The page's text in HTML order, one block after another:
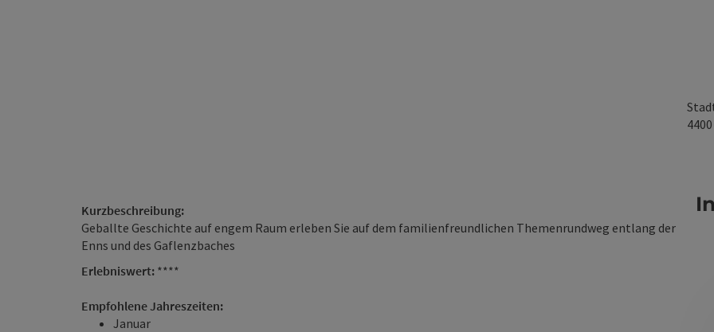
4400
Kurzbeschreibung:
Geballte Geschichte auf engem Raum erleben Sie auf dem familienfreundlichen Themenrundweg entlang der
Enns und des Gaflenzbaches
Erlebniswert: ****
Empfohlene Jahreszeiten:
Januar